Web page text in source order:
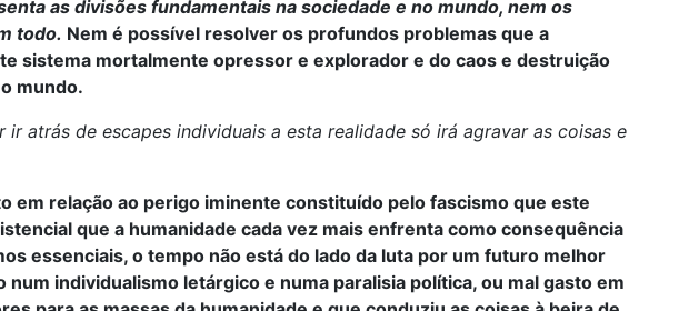
as divisões fundamentais na sociedade e no mundo, nem os
todo. Nem é possível resolver os profundos problemas que a
sistema mortalmente opressor e explorador e do caos e destruição
mundo.
atrás de escapes individuais a esta realidade só irá agravar as coisas e
em relação ao perigo iminente constituído pelo fascismo que este
que a humanidade cada vez mais enfrenta como consequência
essenciais, o tempo não está do lado da luta por um futuro melhor
individualismo letárgico e numa paralisia política, ou mal gasto em